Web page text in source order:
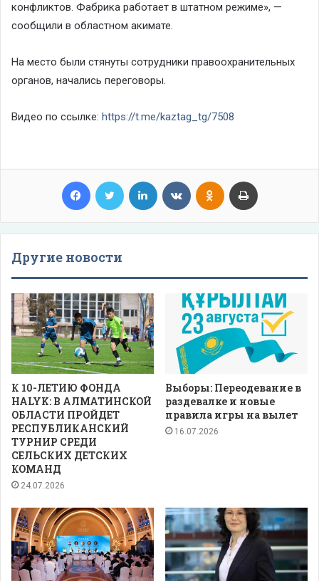
конфликтов. Фабрика работает в штатном режиме», —
сообщили в областном акимате.
На место были стянуты сотрудники правоохранительных
органов, начались переговоры.
Видео по ссылке: https://t.me/kaztag_tg/7508
Facebook Twitter LinkedIn VKontakteOdnoklassniki
Другие новости
К 10-ЛЕТИЮ ФОНДА
HALYK: В АЛМАТИНСКОЙ
ОБЛАСТИ ПРОЙДЕТ
РЕСПУБЛИКАНСКИЙ
ТУРНИР СРЕДИ
СЕЛЬСКИХ ДЕТСКИХ
КОМАНД
24.07.2026
Выборы: Переодевание в
раздевалке и новые
правила игры на вылет
16.07.2026